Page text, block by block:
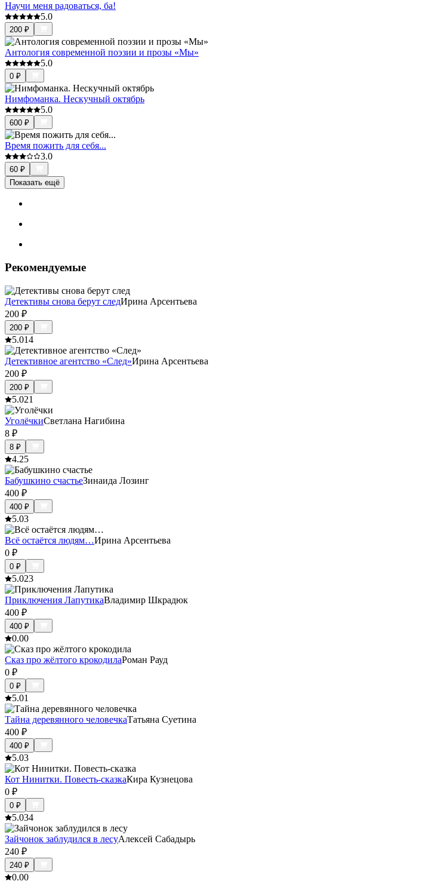
Научи меня радоваться, ба!
5.0
200 ₽
Антология современной поэзии и прозы «Мы»
5.0
0 ₽
Нимфоманка. Нескучный октябрь
5.0
600 ₽
Время пожить для себя...
3.0
60 ₽
Показать ещё
Рекомендуемые
Детективы снова берут следИрина Арсентьева
200 ₽
200 ₽
5.014
Детективное агентство «След»Ирина Арсентьева
200 ₽
200 ₽
5.021
УголёчкиСветлана Нагибина
8 ₽
8 ₽
4.25
Бабушкино счастьеЗинаида Лозинг
400 ₽
400 ₽
5.03
Всё остаётся людям…Ирина Арсентьева
0 ₽
0 ₽
5.023
Приключения ЛапутикаВладимир Шкрадюк
400 ₽
400 ₽
0.00
Сказ про жёлтого крокодилаРоман Рауд
0 ₽
0 ₽
5.01
Тайна деревянного человечкаТатьяна Суетина
400 ₽
400 ₽
5.03
Кот Нинитки. Повесть-сказкаКира Кузнецова
0 ₽
0 ₽
5.034
Зайчонок заблудился в лесуАлексей Сабадырь
240 ₽
240 ₽
0.00